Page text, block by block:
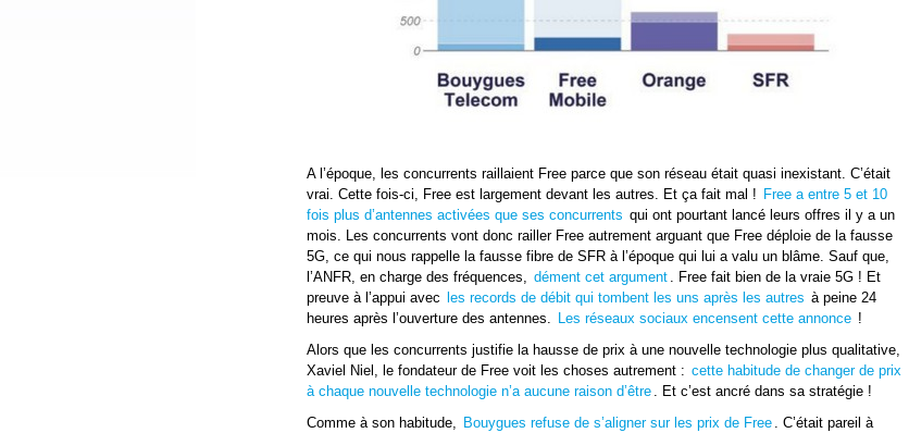
A l’époque, les concurrents raillaient Free parce que son réseau était quasi inexistant. C’était
vrai. Cette fois-ci, Free est largement devant les autres. Et ça fait mal ! Free a entre 5 et 10
fois plus d’antennes activées que ses concurrents qui ont pourtant lancé leurs offres il y a un
mois. Les concurrents vont donc railler Free autrement arguant que Free déploie de la fausse
5G, ce qui nous rappelle la fausse fibre de SFR à l’époque qui lui a valu un blâme. Sauf que,
l’ANFR, en charge des fréquences, dément cet argument . Free fait bien de la vraie 5G ! Et
preuve à l’appui avec
les records de débit qui tombent les uns après les autres à peine 24
heures après l’ouverture des antennes. Les réseaux sociaux encensent cette annonce !
Alors que les concurrents justifie la hausse de prix à une nouvelle technologie plus qualitative,
Xaviel Niel, le fondateur de Free voit les choses autrement : cette habitude de changer de prix
à chaque nouvelle technologie n’a aucune raison d’être . Et c’est ancré dans sa stratégie !
Comme à son habitude, Bouygues refuse de s’aligner sur les prix de Free . C’était pareil à